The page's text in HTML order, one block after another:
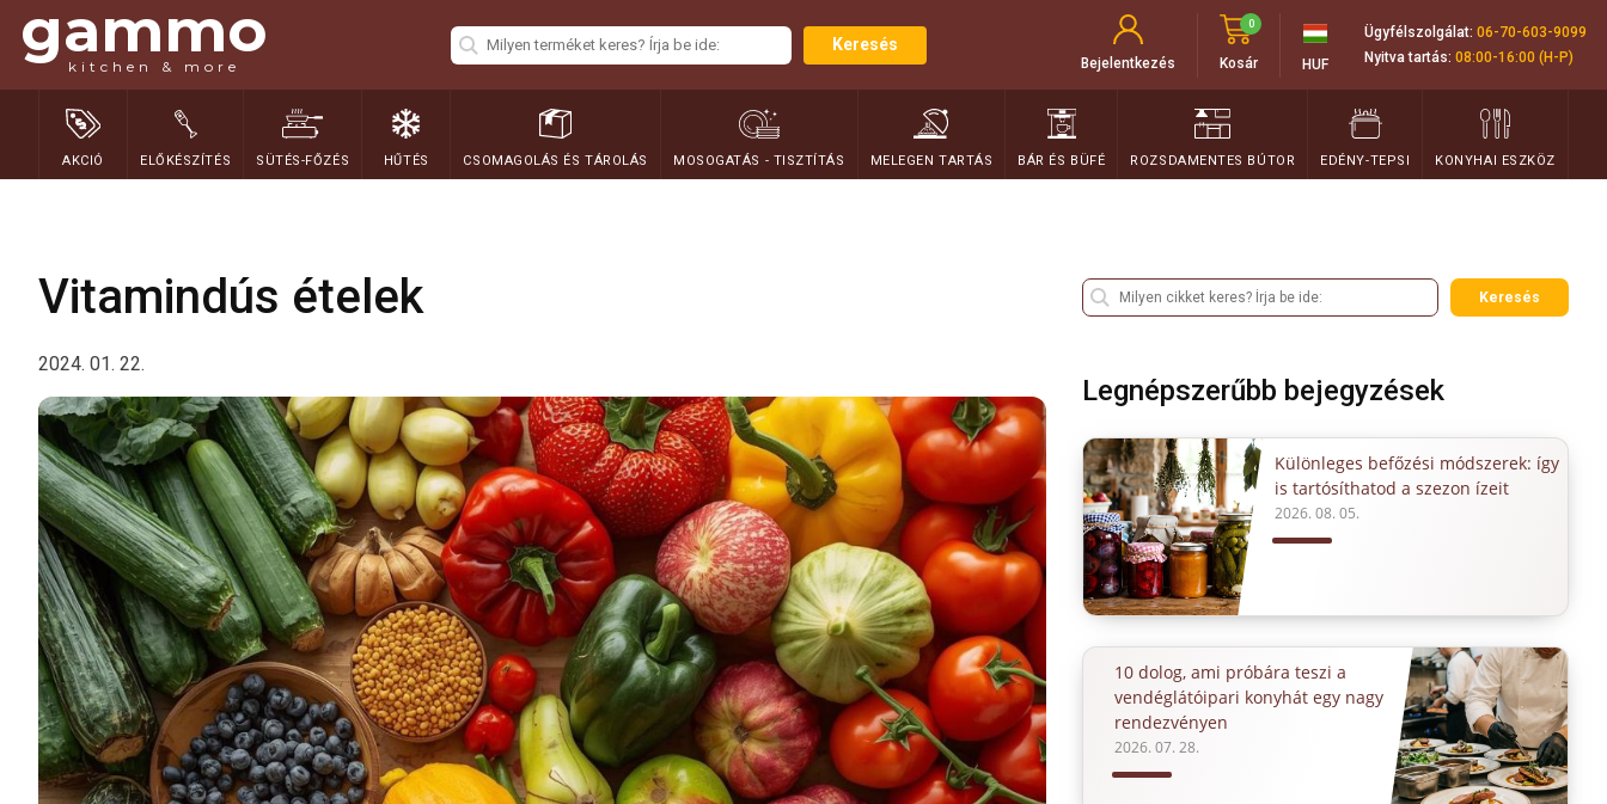
gammo
kitchen & more
Keresés
Bejelentkezés Kosár
0
HUF
Ügyfélszolgálat: 06-70-603-9099
Nyitva tartás: 08:00-16:00 (H-P)
AKCIÓ ELŐKÉSZÍTÉS SÜTÉS-FŐZÉS HŰTÉS CSOMAGOLÁS ÉS TÁROLÁS MOSOGATÁS - TISZTÍTÁS MELEGEN TARTÁS BÁR ÉS BÜFÉ ROZSDAMENTES BÚTOR EDÉNY-TEPSI KONYHAI ESZKÖZ
Vitamindús ételek
2024. 01. 22.
Keresés
Legnépszerűbb bejegyzések
Különleges befőzési módszerek: így
is tartósíthatod a szezon ízeit
2026. 08. 05.
10 dolog, ami próbára teszi a
vendéglátóipari konyhát egy nagy
rendezvényen
2026. 07. 28.